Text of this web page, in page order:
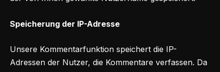
Speicherung der IP-Adresse
Unsere Kommentarfunktion speichert die IP-
Adressen der Nutzer, die Kommentare verfassen. Da